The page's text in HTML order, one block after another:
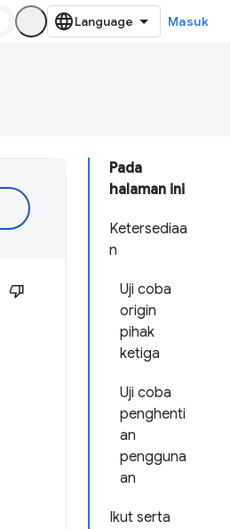
Masuk
Pada
halaman ini
Ketersediaa
n
Uji coba
origin
pihak
ketiga
Uji coba
penghenti
an
pengguna
an
Ikut serta